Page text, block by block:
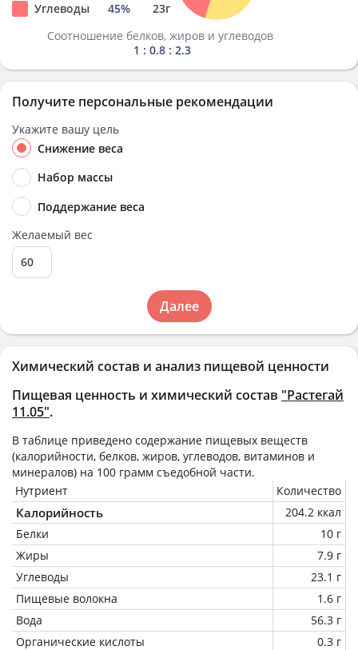
Химический состав и анализ пищевой ценности
Пищевая ценность и химический состав "Растегай
11.05".
В таблице приведено содержание пищевых веществ
(калорийности, белков, жиров, углеводов, витаминов и
минералов) на 100 грамм съедобной части.
Нутриент
Количество
Калорийность
204.2 ккал
Белки
10 г
Жиры
7.9 г
Углеводы
23.1 г
Пищевые волокна
1.6 г
Вода
56.3 г
Органические кислоты
0.3 г
Углеводы
45% 23г
Соотношение белков, жиров и углеводов
1 : 0.8 : 2.3
Получите персональные рекомендации
Укажите вашу цель
Снижение веса
Набор массы
Поддержание веса
Желаемый вес
Далее